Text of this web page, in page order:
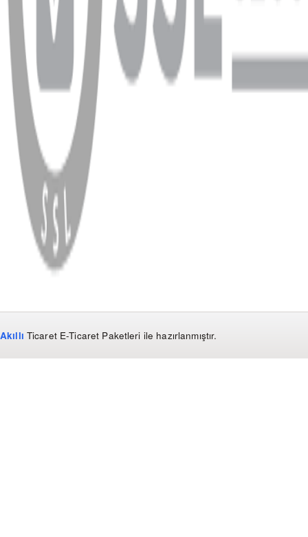
WhatsApp Facebook
Copyright
2026 Dükkan Hifi
Akıllı Ticaret E-Ticaret Paketleri ile hazırlanmıştır.